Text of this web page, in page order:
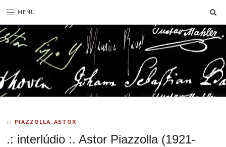
MENU
In PIAZZOLLA, ASTOR
.: interlúdio :. Astor Piazzolla (1921-